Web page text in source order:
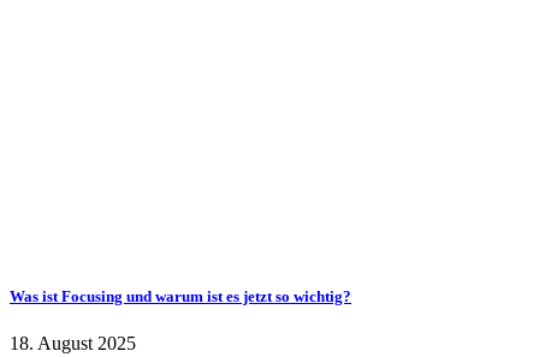
Was ist Focusing und warum ist es jetzt so wichtig?
18. August 2025